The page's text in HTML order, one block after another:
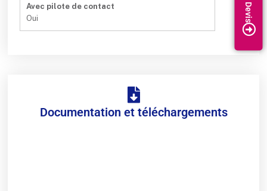
Avec pilote de contact
Oui
Documentation et téléchargements